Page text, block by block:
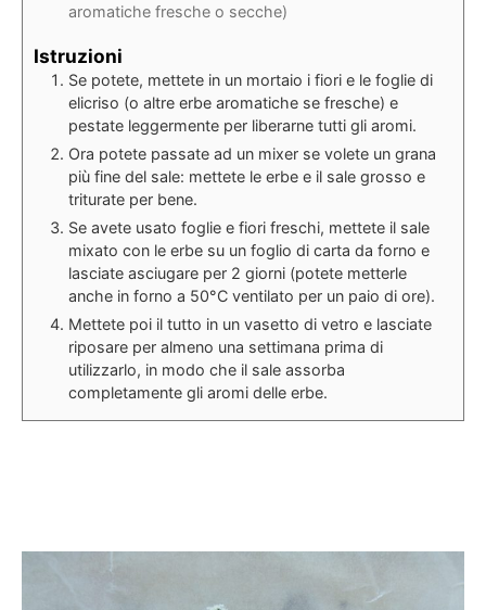
aromatiche fresche o secche)
Istruzioni
Se potete, mettete in un mortaio i fiori e le foglie di
elicriso (o altre erbe aromatiche se fresche) e
pestate leggermente per liberarne tutti gli aromi.
Ora potete passate ad un mixer se volete un grana
più fine del sale: mettete le erbe e il sale grosso e
triturate per bene.
Se avete usato foglie e fiori freschi, mettete il sale
mixato con le erbe su un foglio di carta da forno e
lasciate asciugare per 2 giorni (potete metterle
anche in forno a 50°C ventilato per un paio di ore).
Mettete poi il tutto in un vasetto di vetro e lasciate
riposare per almeno una settimana prima di
utilizzarlo, in modo che il sale assorba
completamente gli aromi delle erbe.